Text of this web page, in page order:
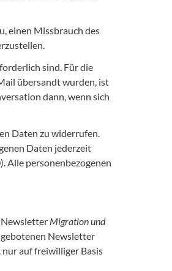
einen Missbrauch des
sind. Für die
übersandt wurden, ist
dann, wenn sich
Daten zu widerrufen.
Daten jederzeit
Alle personenbezogenen
Migration und
Newsletter
auf freiwilliger Basis